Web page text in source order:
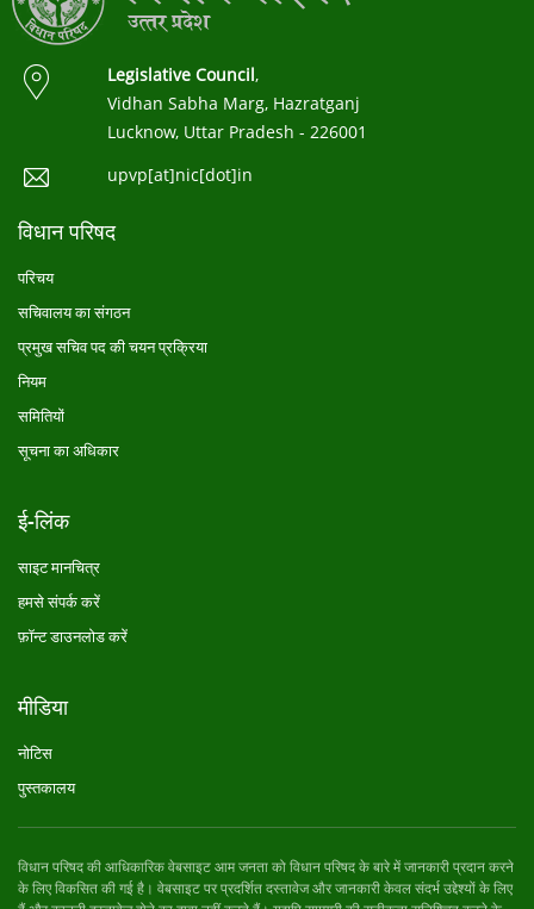
Legislative Council,
Vidhan Sabha Marg, Hazratganj
Lucknow, Uttar Pradesh - 226001
upvp[at]nic[dot]in
विधान परिषद
परिचय
सचिवालय का संगठन
प्रमुख सचिव पद की चयन प्रक्रिया
नियम
समितियों
सूचना का अधिकार
ई-लिंक
साइट मानचित्र
हमसे संपर्क करें
फ़ॉन्ट डाउनलोड करें
मीडिया
नोटिस
पुस्तकालय
विधान परिषद की आधिकारिक वेबसाइट आम जनता को विधान परिषद के बारे में जानकारी प्रदान करने
के लिए विकसित की गई है। वेबसाइट पर प्रदर्शित दस्तावेज और जानकारी केवल संदर्भ उद्देश्यों के लिए